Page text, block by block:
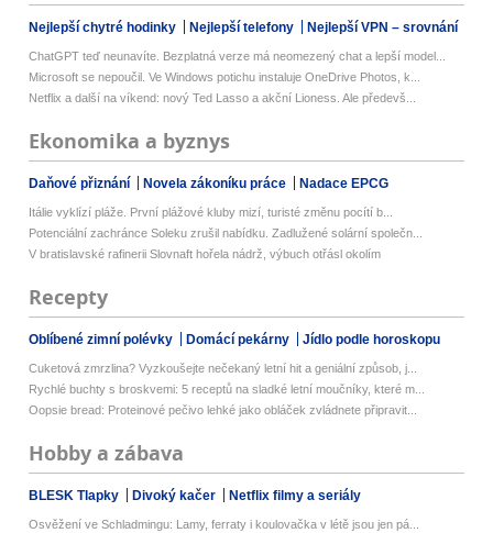
Nejlepší chytré hodinky Nejlepší telefony Nejlepší VPN – srovnání
ChatGPT teď neunavíte. Bezplatná verze má neomezený chat a lepší model...
Microsoft se nepoučil. Ve Windows potichu instaluje OneDrive Photos, k...
Netflix a další na víkend: nový Ted Lasso a akční Lioness. Ale předevš...
Ekonomika a byznys
Daňové přiznání Novela zákoníku práce Nadace EPCG
Itálie vyklízí pláže. První plážové kluby mizí, turisté změnu pocítí b...
Potenciální zachránce Soleku zrušil nabídku. Zadlužené solární společn...
V bratislavské rafinerii Slovnaft hořela nádrž, výbuch otřásl okolím
Recepty
Oblíbené zimní polévky Domácí pekárny Jídlo podle horoskopu
Cuketová zmrzlina? Vyzkoušejte nečekaný letní hit a geniální způsob, j...
Rychlé buchty s broskvemi: 5 receptů na sladké letní moučníky, které m...
Oopsie bread: Proteinové pečivo lehké jako obláček zvládnete připravit...
Hobby a zábava
BLESK Tlapky Divoký kačer Netflix filmy a seriály
Osvěžení ve Schladmingu: Lamy, ferraty i koulovačka v létě jsou jen pá...